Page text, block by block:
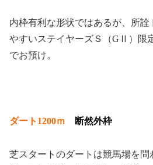
内枠有利な形状ではあるが、所詮
やすいステイヤーズＳ（GⅡ）限
でお預け。
ダート1200ｍ 断然外枠
芝スタートのダートは競馬場を